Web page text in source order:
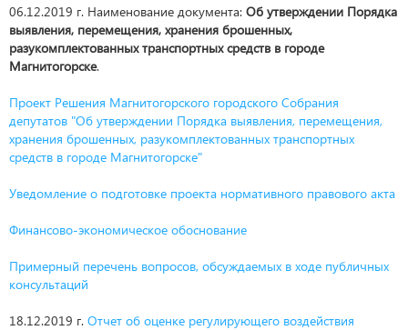
06.12.2019 г. Наименование документа: Об утверждении Порядка
выявления, перемещения, хранения брошенных,
разукомплектованных транспортных средств в городе
Магнитогорске.
Проект Решения Магнитогорского городского Собрания
депутатов "Об утверждении Порядка выявления, перемещения,
хранения брошенных, разукомплектованных транспортных
средств в городе Магнитогорске"
Уведомление о подготовке проекта нормативного правового акта
Финансово-экономическое обоснование
Примерный перечень вопросов, обсуждаемых в ходе публичных
консультаций
18.12.2019 г. Отчет об оценке регулирующего воздействия